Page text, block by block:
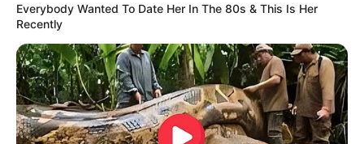
Everybody Wanted To Date Her In The 80s & This Is Her
Recently